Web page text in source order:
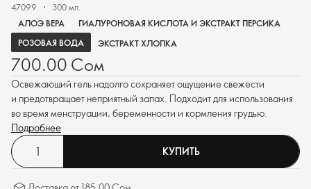
47099
300 мл.
АЛОЭ ВЕРА
ГИАЛУРОНОВАЯ КИСЛОТА И ЭКСТРАКТ ПЕРСИКА
РОЗОВАЯ ВОДА
ЭКСТРАКТ ХЛОПКА
700.00 Сом
Освежающий гель надолго сохраняет ощущение свежести
и предотвращает неприятный запах. Подходит для использования
во время менструации, беременности и кормления грудью.
Подробнее
КУПИТЬ